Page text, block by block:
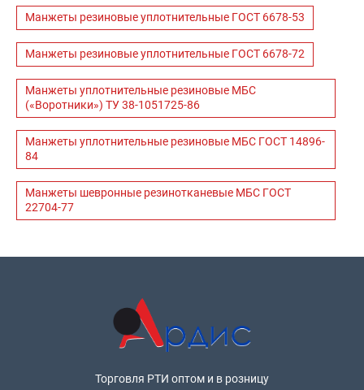
Манжеты резиновые уплотнительные ГОСТ 6678-53
Манжеты резиновые уплотнительные ГОСТ 6678-72
Манжеты уплотнительные резиновые МБС
(«Воротники») ТУ 38-1051725-86
Манжеты уплотнительные резиновые МБС ГОСТ 14896-
84
Манжеты шевронные резинотканевые МБС ГОСТ
22704-77
Торговля РТИ оптом и в розницу